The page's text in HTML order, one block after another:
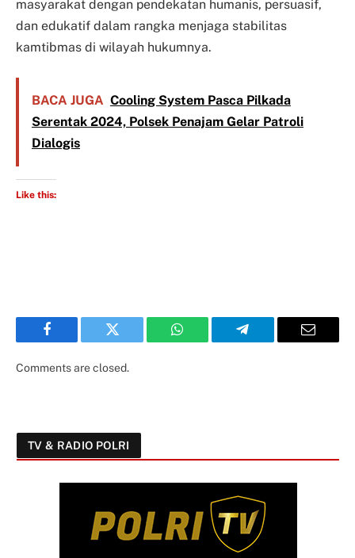
masyarakat dengan pendekatan humanis, persuasif,
dan edukatif dalam rangka menjaga stabilitas
kamtibmas di wilayah hukumnya.
BACA JUGA Cooling System Pasca Pilkada
Serentak 2024, Polsek Penajam Gelar Patroli
Dialogis
Like this:
Facebook Twitter WhatsApp Telegram Email
Comments are closed.
TV & RADIO POLRI